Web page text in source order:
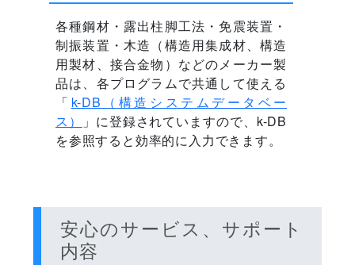
各種鋼材・露出柱脚工法・免震装置・
制振装置・木造（構造用集成材、構造
用製材、接合金物）などのメーカー製
品は、各プログラムで共通して使える
「 k-DB（構造システムデータベー
ス）
」に登録されていますので、k-DB
を参照すると効率的に入力できます。
安心のサービス、サポート
内容